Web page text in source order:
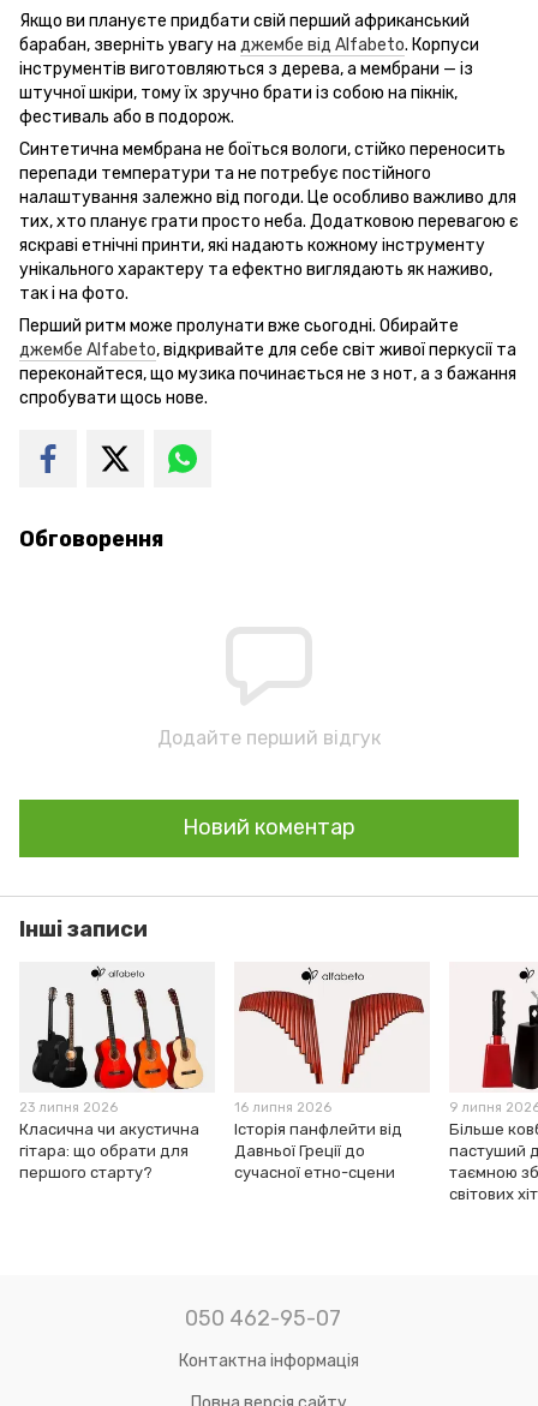
Якщо ви плануєте придбати свій перший африканський
барабан, зверніть увагу на джембе від Alfabeto. Корпуси
інструментів виготовляються з дерева, а мембрани — із
штучної шкіри, тому їх зручно брати із собою на пікнік,
фестиваль або в подорож.
Синтетична мембрана не боїться вологи, стійко переносить
перепади температури та не потребує постійного
налаштування залежно від погоди. Це особливо важливо для
тих, хто планує грати просто неба. Додатковою перевагою є
яскраві етнічні принти, які надають кожному інструменту
унікального характеру та ефектно виглядають як наживо,
так і на фото.
Перший ритм може пролунати вже сьогодні. Обирайте
джембе Alfabeto, відкривайте для себе світ живої перкусії та
переконайтеся, що музика починається не з нот, а з бажання
спробувати щось нове.
Обговорення
Додайте перший відгук
Новий коментар
Інші записи
23 липня 2026
Класична чи акустична
гітара: що обрати для
першого старту?
16 липня 2026
Історія панфлейти від
Давньої Греції до
сучасної етно-сцени
9 липня
Більше
пастуший
таємною
світових
050 462-95-07
Контактна інформація